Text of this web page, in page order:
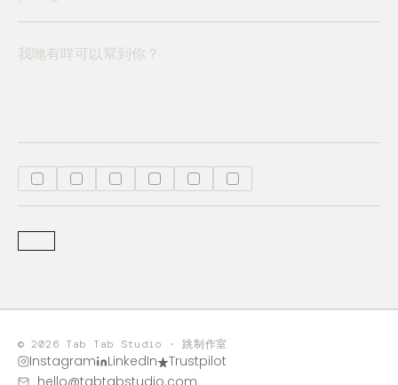
© 2026 Tab Tab Studio · 跳制作室
Instagram LinkedIn
Trustpilot